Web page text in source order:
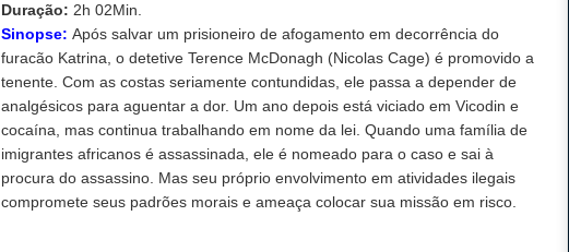
Duração: 2h 02Min.
Sinopse: Após salvar um prisioneiro de afogamento em decorrência do
furacão Katrina, o detetive Terence McDonagh (Nicolas Cage) é promovido a
tenente. Com as costas seriamente contundidas, ele passa a depender de
analgésicos para aguentar a dor. Um ano depois está viciado em Vicodin e
cocaína, mas continua trabalhando em nome da lei. Quando uma família de
imigrantes africanos é assassinada, ele é nomeado para o caso e sai à
procura do assassino. Mas seu próprio envolvimento em atividades ilegais
compromete seus padrões morais e ameaça colocar sua missão em risco.